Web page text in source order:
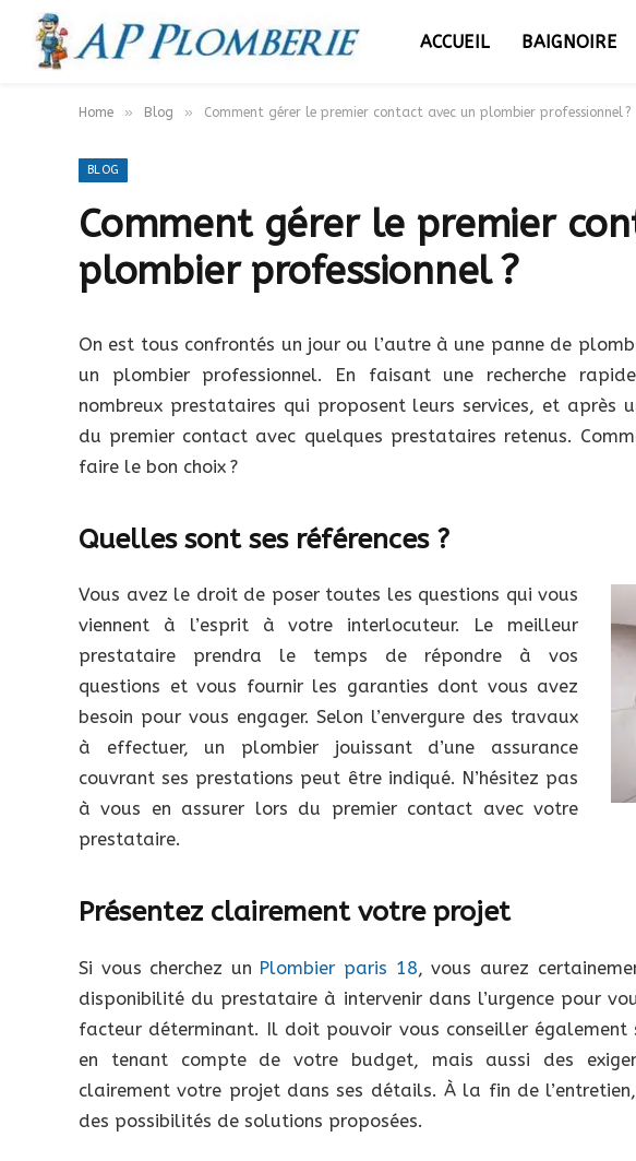
ACCUEIL BAIGNOIRE
Home » Blog » Comment gérer le premier contact avec un plombier professionnel ?
BLOG
Comment gérer le premier
plombier professionnel ?
On est tous confrontés un jour ou l’autre à une panne de
un plombier professionnel. En faisant une recherche
nombreux prestataires qui proposent leurs services, et après
du premier contact avec quelques prestataires retenus.
faire le bon choix ?
Quelles sont ses références ?
Vous avez le droit de poser toutes les questions qui vous
viennent à l’esprit à votre interlocuteur. Le meilleur
prestataire prendra le temps de répondre à vos
questions et vous fournir les garanties dont vous avez
besoin pour vous engager. Selon l’envergure des travaux
à effectuer, un plombier jouissant d’une assurance
couvrant ses prestations peut être indiqué. N’hésitez pas
à vous en assurer lors du premier contact avec votre
prestataire.
Présentez clairement votre projet
Si vous cherchez un Plombier paris 18, vous aurez
disponibilité du prestataire à intervenir dans l’urgence pour
facteur déterminant. Il doit pouvoir vous conseiller
en tenant compte de votre budget, mais aussi des
clairement votre projet dans ses détails. À la fin de
des possibilités de solutions proposées.